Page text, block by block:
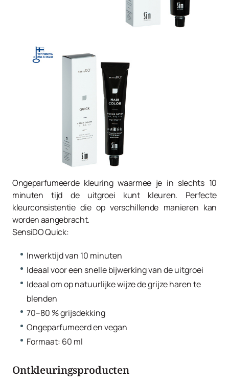
Ongeparfumeerde kleuring waarmee je in slechts 10
minuten tijd de uitgroei kunt kleuren. Perfecte
kleurconsistentie die op verschillende manieren kan
worden aangebracht.
SensiDO Quick:
Inwerktijd van 10 minuten
Ideaal voor een snelle bijwerking van de uitgroei
Ideaal om op natuurlijke wijze de grijze haren te
blenden
70–80 % grijsdekking
Ongeparfumeerd en vegan
Formaat: 60 ml
Ontkleuringsproducten